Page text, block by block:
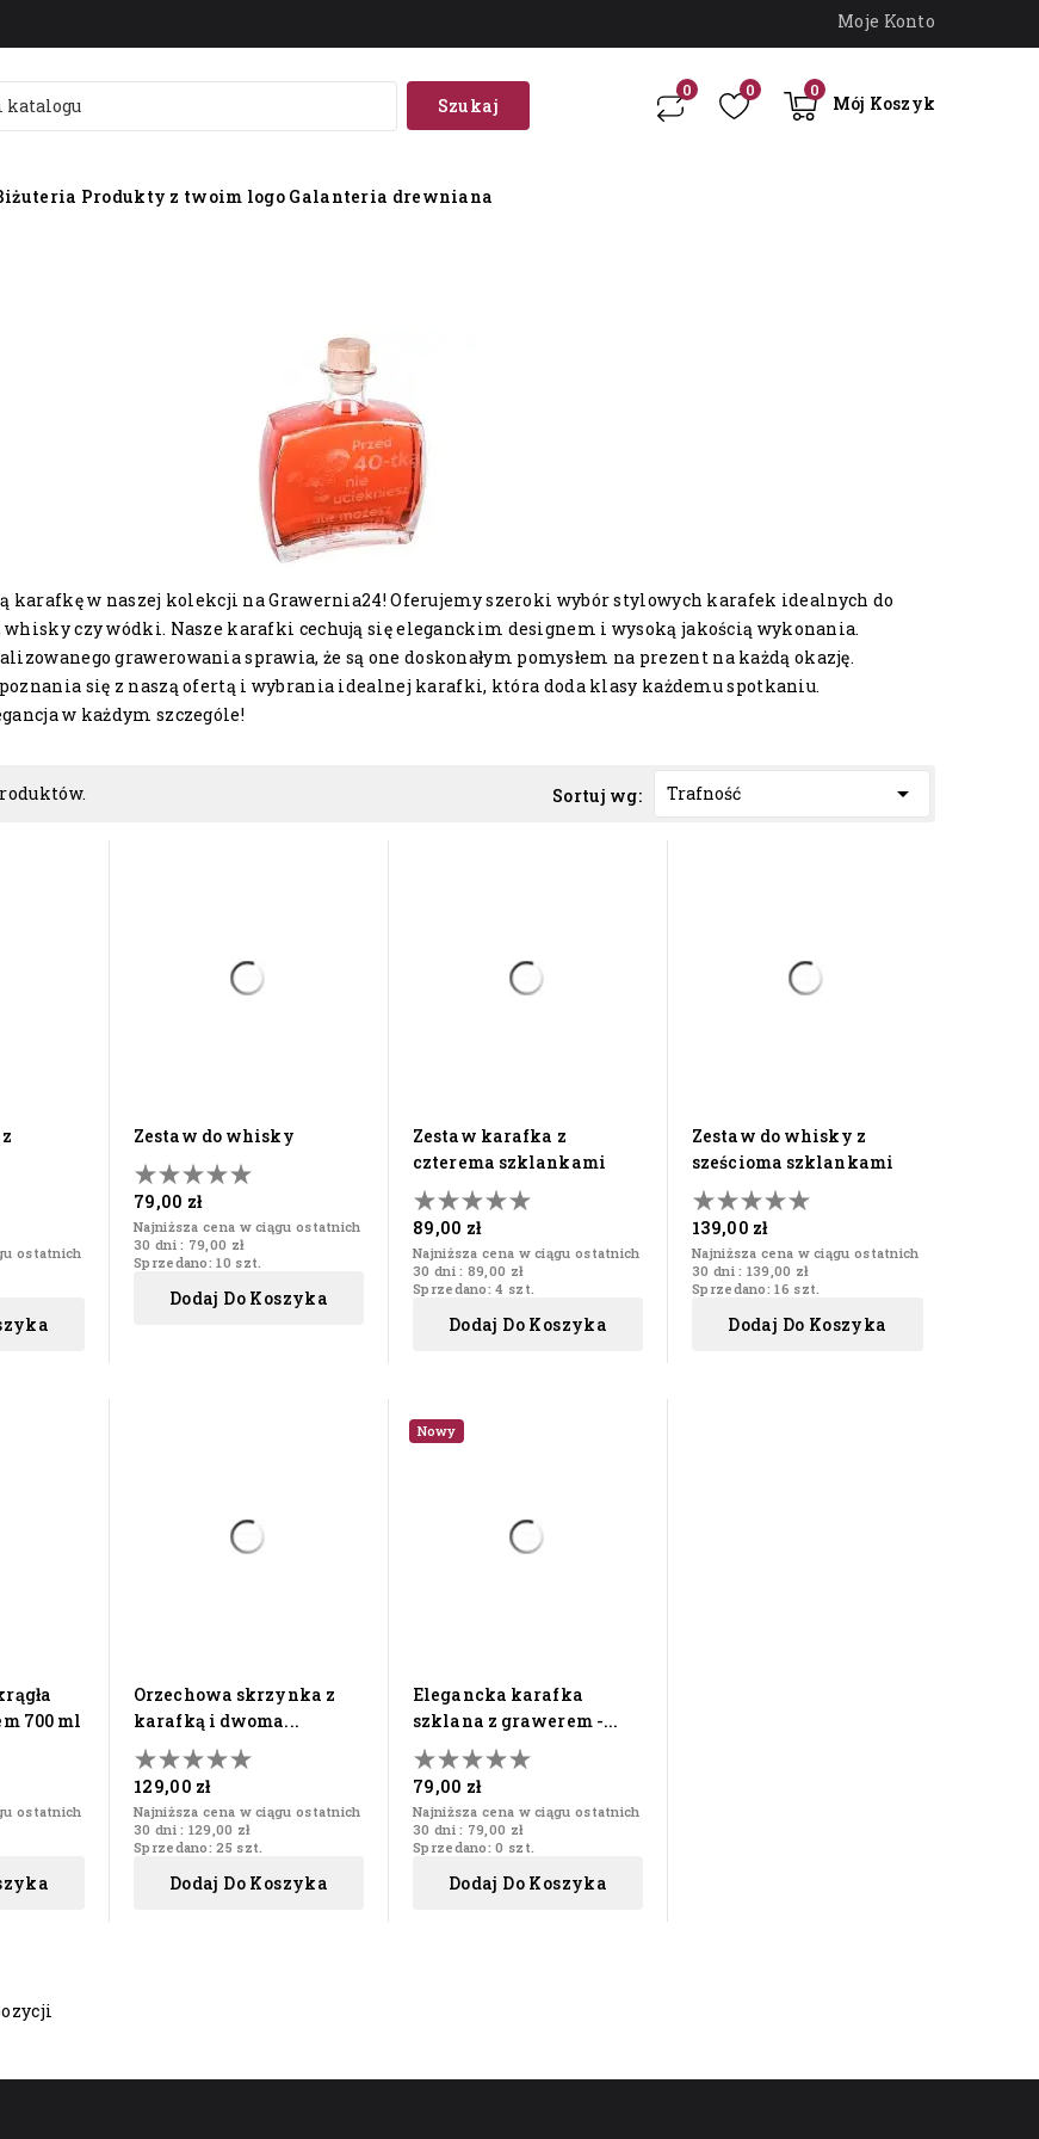
Moje Konto
0
Mój Koszyk
0
0
Szukaj
Produkty z twoim logo Galanteria drewniana
karafkę w naszej kolekcji na Grawernia24! Oferujemy szeroki wybór stylowych karafek idealnych do
czy wódki. Nasze karafki cechują się eleganckim designem i wysoką jakością wykonania.
grawerowania sprawia, że są one doskonałym pomysłem na prezent na każdą okazję.
się z naszą ofertą i wybrania idealnej karafki, która doda klasy każdemu spotkaniu.
w każdym szczególe!
Sortuj wg: Trafność 
ostatnich
zestaw do whisky
79,00 zł
Najniższa cena w ciągu ostatnich
30 dni : 79,00 zł
Sprzedano: 10 szt.
Dodaj Do Koszyka
zestaw karafka z
czterema szklankami
89,00 zł
Najniższa cena w ciągu ostatnich
30 dni : 89,00 zł
Sprzedano: 4 szt.
Dodaj Do Koszyka
zestaw do whisky z
sześcioma szklankami
139,00 zł
Najniższa cena w ciągu ostatnich
30 dni : 139,00 zł
Sprzedano: 16 szt.
Dodaj Do Koszyka
700 ml
ostatnich
orzechowa skrzynka z
karafką i dwoma...
129,00 zł
Najniższa cena w ciągu ostatnich
30 dni : 129,00 zł
Sprzedano: 25 szt.
Dodaj Do Koszyka
Nowy
elegancka karafka
szklana z grawerem -...
79,00 zł
Najniższa cena w ciągu ostatnich
30 dni : 79,00 zł
Sprzedano: 0 szt.
Dodaj Do Koszyka